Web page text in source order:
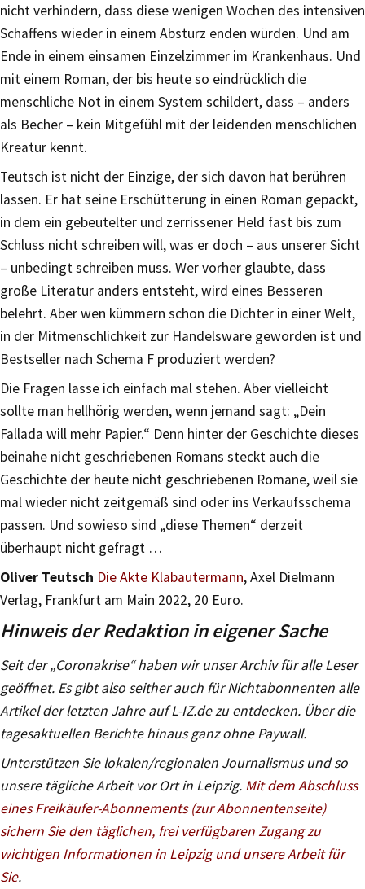
nicht verhindern, dass diese wenigen Wochen des intensiven
Schaffens wieder in einem Absturz enden würden. Und am
Ende in einem einsamen Einzelzimmer im Krankenhaus. Und
mit einem Roman, der bis heute so eindrücklich die
menschliche Not in einem System schildert, dass – anders
als Becher – kein Mitgefühl mit der leidenden menschlichen
Kreatur kennt.
Teutsch ist nicht der Einzige, der sich davon hat berühren
lassen. Er hat seine Erschütterung in einen Roman gepackt,
in dem ein gebeutelter und zerrissener Held fast bis zum
Schluss nicht schreiben will, was er doch – aus unserer Sicht
– unbedingt schreiben muss. Wer vorher glaubte, dass
große Literatur anders entsteht, wird eines Besseren
belehrt. Aber wen kümmern schon die Dichter in einer Welt,
in der Mitmenschlichkeit zur Handelsware geworden ist und
Bestseller nach Schema F produziert werden?
Die Fragen lasse ich einfach mal stehen. Aber vielleicht
sollte man hellhörig werden, wenn jemand sagt: „Dein
Fallada will mehr Papier.“ Denn hinter der Geschichte dieses
beinahe nicht geschriebenen Romans steckt auch die
Geschichte der heute nicht geschriebenen Romane, weil sie
mal wieder nicht zeitgemäß sind oder ins Verkaufsschema
passen. Und sowieso sind „diese Themen“ derzeit
überhaupt nicht gefragt …
Oliver Teutsch Die Akte Klabautermann, Axel Dielmann
Verlag, Frankfurt am Main 2022, 20 Euro.
Hinweis der Redaktion in eigener Sache
Seit der „Coronakrise“ haben wir unser Archiv für alle Leser
geöffnet. Es gibt also seither auch für Nichtabonnenten alle
Artikel der letzten Jahre auf L-IZ.de zu entdecken. Über die
tagesaktuellen Berichte hinaus ganz ohne Paywall.
Unterstützen Sie lokalen/regionalen Journalismus und so
unsere tägliche Arbeit vor Ort in Leipzig. Mit dem Abschluss
eines Freikäufer-Abonnements (zur Abonnentenseite)
sichern Sie den täglichen, frei verfügbaren Zugang zu
wichtigen Informationen in Leipzig und unsere Arbeit für
Sie.